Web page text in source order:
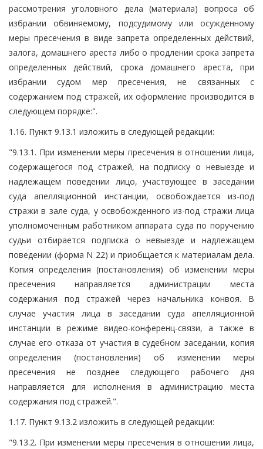
рассмотрения уголовного дела (материала) вопроса об
избрании обвиняемому, подсудимому или осужденному
меры пресечения в виде запрета определенных действий,
залога, домашнего ареста либо о продлении срока запрета
определенных действий, срока домашнего ареста, при
избрании судом мер пресечения, не связанных с
содержанием под стражей, их оформление производится в
следующем порядке:".
1.16. Пункт 9.13.1 изложить в следующей редакции:
"9.13.1. При изменении меры пресечения в отношении лица,
содержащегося под стражей, на подписку о невыезде и
надлежащем поведении лицо, участвующее в заседании
суда апелляционной инстанции, освобождается из-под
стражи в зале суда, у освобожденного из-под стражи лица
уполномоченным работником аппарата суда по поручению
судьи отбирается подписка о невыезде и надлежащем
поведении (форма N 22) и приобщается к материалам дела.
Копия определения (постановления) об изменении меры
пресечения направляется администрации места
содержания под стражей через начальника конвоя. В
случае участия лица в заседании суда апелляционной
инстанции в режиме видео-конференц-связи, а также в
случае его отказа от участия в судебном заседании, копия
определения (постановления) об изменении меры
пресечения не позднее следующего рабочего дня
направляется для исполнения в администрацию места
содержания под стражей.".
1.17. Пункт 9.13.2 изложить в следующей редакции:
"9.13.2. При изменении меры пресечения в отношении лица,